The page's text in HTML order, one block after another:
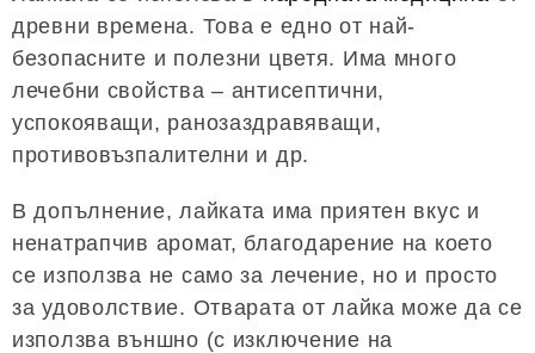
древни времена. Това е едно от най-
безопасните и полезни цветя. Има много
лечебни свойства – антисептични,
успокояващи, ранозаздравяващи,
противовъзпалителни и др.
В допълнение, лайката има приятен вкус и
ненатрапчив аромат, благодарение на което
се използва не само за лечение, но и просто
за удоволствие. Отварата от лайка може да се
използва външно (с изключение на